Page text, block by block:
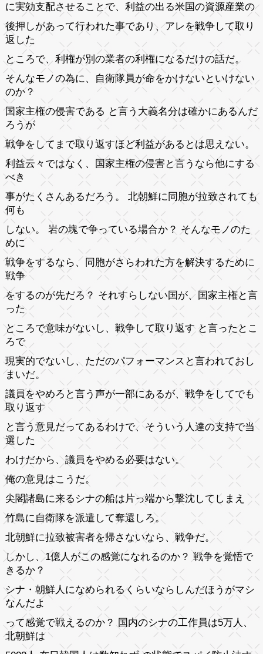
に実効支配させることで、利益の出る米国の資源産業の
後押しがあって行われた事であり、アレを戦争して取り
返した
ところで、利権が別の業者の利権になるだけの話だ。
そんなモノの為に、自衛隊員が命をかけないといけない
のか？
国家主権の侵害である と言う大義名分は確かにあるんだ
ろうが
戦争をしてまで取り返すほど利益があるとは思えない。
利益云々ではなく、国家主権の侵害と言うなら他にする
べき
事がたくさんあるだろう。 北朝鮮に同胞が拉致されても
何も
しない。 岩の塊で争っている場合か？ そんなモノのた
めに
戦争をするなら、同胞がさらわれた方を解決するために
戦争
をするのが先だろ？ それすらしない国が、国家主権と言
った
ところで意味がないし、戦争して取り返す と言ったとこ
ろで
現実的でないし、ただのパフォーマンスと言われておし
まいだ。
議員をやめろと言う声が一部にあるが、戦争をしてでも
取り返す
と言う意見だってあるわけで、そういう人達の支持で当
選した
わけだから、議員をやめる必要はない。
俺の意見はこうだ。
尖閣諸島に来るシナの船は片っ端から撃沈してしまえ
竹島に自衛隊を派遣して奪還しろ。
北朝鮮に拉致被害者を帰さないなら、戦争だ。
しかし、1億人がこの感覚になれるのか？ 戦争を覚悟で
きるか？
シナ・朝鮮人になめられるくらいならしんだほうがマシ
なんだよ
って感覚で戦えるのか？ 国内のシナの工作員は5万人、
北朝鮮は